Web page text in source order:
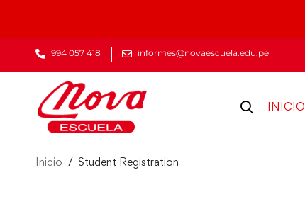
994 057 418 informes@novaescuela.edu.pe
INICIO
Inicio Student Registration